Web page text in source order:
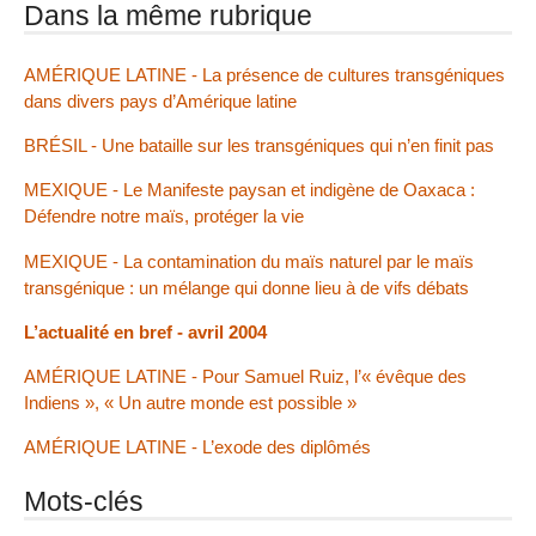
Dans la même rubrique
AMÉRIQUE LATINE - La présence de cultures transgéniques
dans divers pays d’Amérique latine
BRÉSIL - Une bataille sur les transgéniques qui n’en finit pas
MEXIQUE - Le Manifeste paysan et indigène de Oaxaca :
Défendre notre maïs, protéger la vie
MEXIQUE - La contamination du maïs naturel par le maïs
transgénique : un mélange qui donne lieu à de vifs débats
L’actualité en bref - avril 2004
AMÉRIQUE LATINE - Pour Samuel Ruiz, l’« évêque des
Indiens », « Un autre monde est possible »
AMÉRIQUE LATINE - L’exode des diplômés
Mots-clés